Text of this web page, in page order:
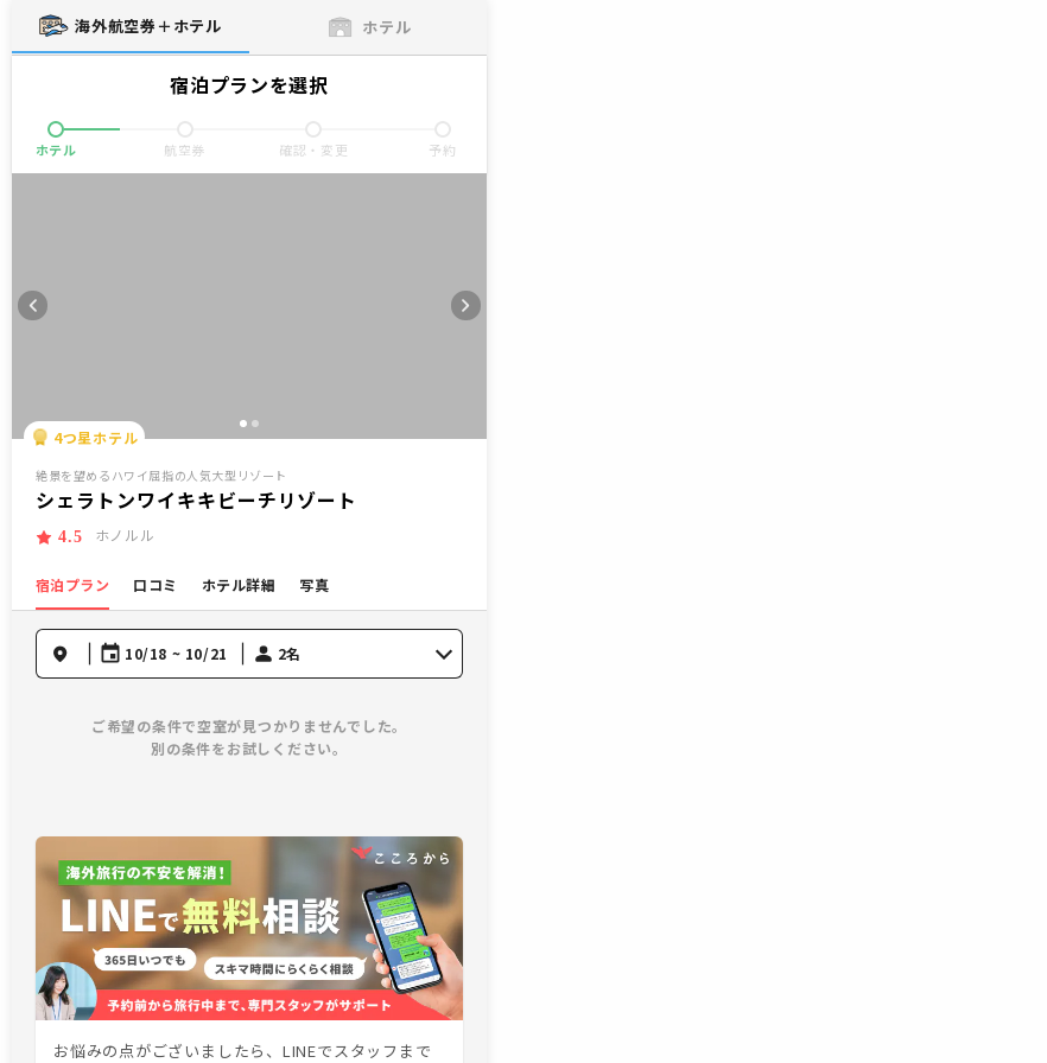
海外航空券＋ホテル ホテル
宿泊プランを選択
ホテル 航空券 確認・変更 予約
4つ星ホテル
絶景を望めるハワイ屈指の人気大型リゾート
シェラトンワイキキビーチリゾート
4.5 ホノルル
宿泊プラン 口コミ ホテル詳細 写真
10/18 ~ 10/21 2名
ご希望の条件で空室が見つかりませんでした。
別の条件をお試しください。
お悩みの点がございましたら、LINEでスタッフまで